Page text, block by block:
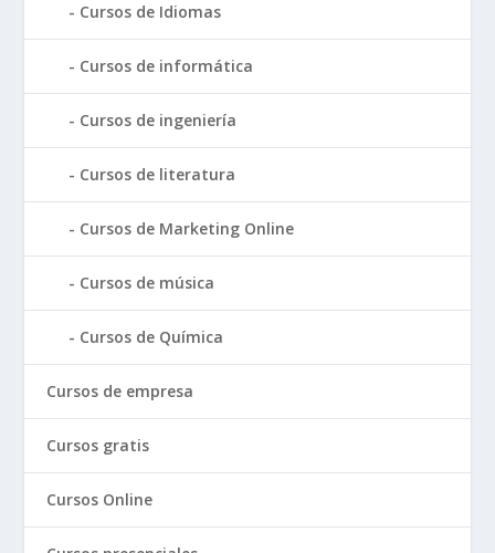
Cursos de Idiomas
Cursos de informática
Cursos de ingeniería
Cursos de literatura
Cursos de Marketing Online
Cursos de música
Cursos de Química
Cursos de empresa
Cursos gratis
Cursos Online